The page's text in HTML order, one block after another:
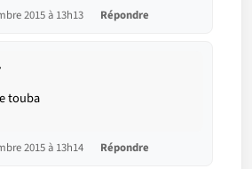
2015 à 13h13 Répondre
touba
2015 à 13h14 Répondre